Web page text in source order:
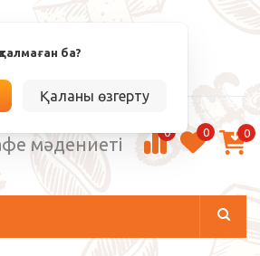
ба?
Қаланы өзгерту
мәдениеті
0 0 0